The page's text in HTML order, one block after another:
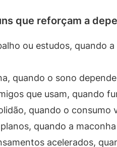
que reforçam a
ou estudos, quando
quando o sono
que usam, quando
quando o consumo
quando a
acelerados,